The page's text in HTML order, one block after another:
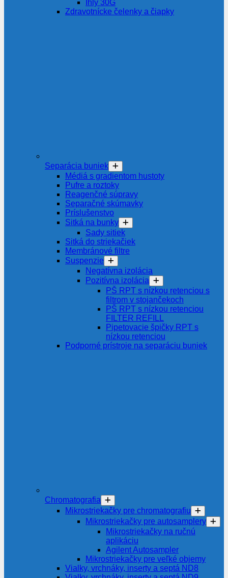
Ihly 30G
Zdravotnícke čelenky a čiapky
Separácia buniek
Médiá s gradientom hustoty
Pufre a roztoky
Reagenčné súpravy
Separačné skúmavky
Príslušenstvo
Sitká na bunky
Sady sitiek
Sitká do striekačiek
Membránové filtre
Suspenzie
Negatívna izolácia
Pozitívna izolácia
PŠ RPT s nízkou retenciou s
filtrom v stojančekoch
PŠ RPT s nízkou retenciou
FILTER REFILL
Pipetovacie špičky RPT s
nízkou retenciou
Podporné prístroje na separáciu buniek
Chromatografia
Mikrostriekačky pre chromatografiu
Mikrostriekačky pre autosamplery
Mikrostriekačky na ručnú
aplikáciu
Agilent Autosampler
Mikrostriekačky pre veľké objemy
Vialky, vrchnáky, inserty a septá ND8